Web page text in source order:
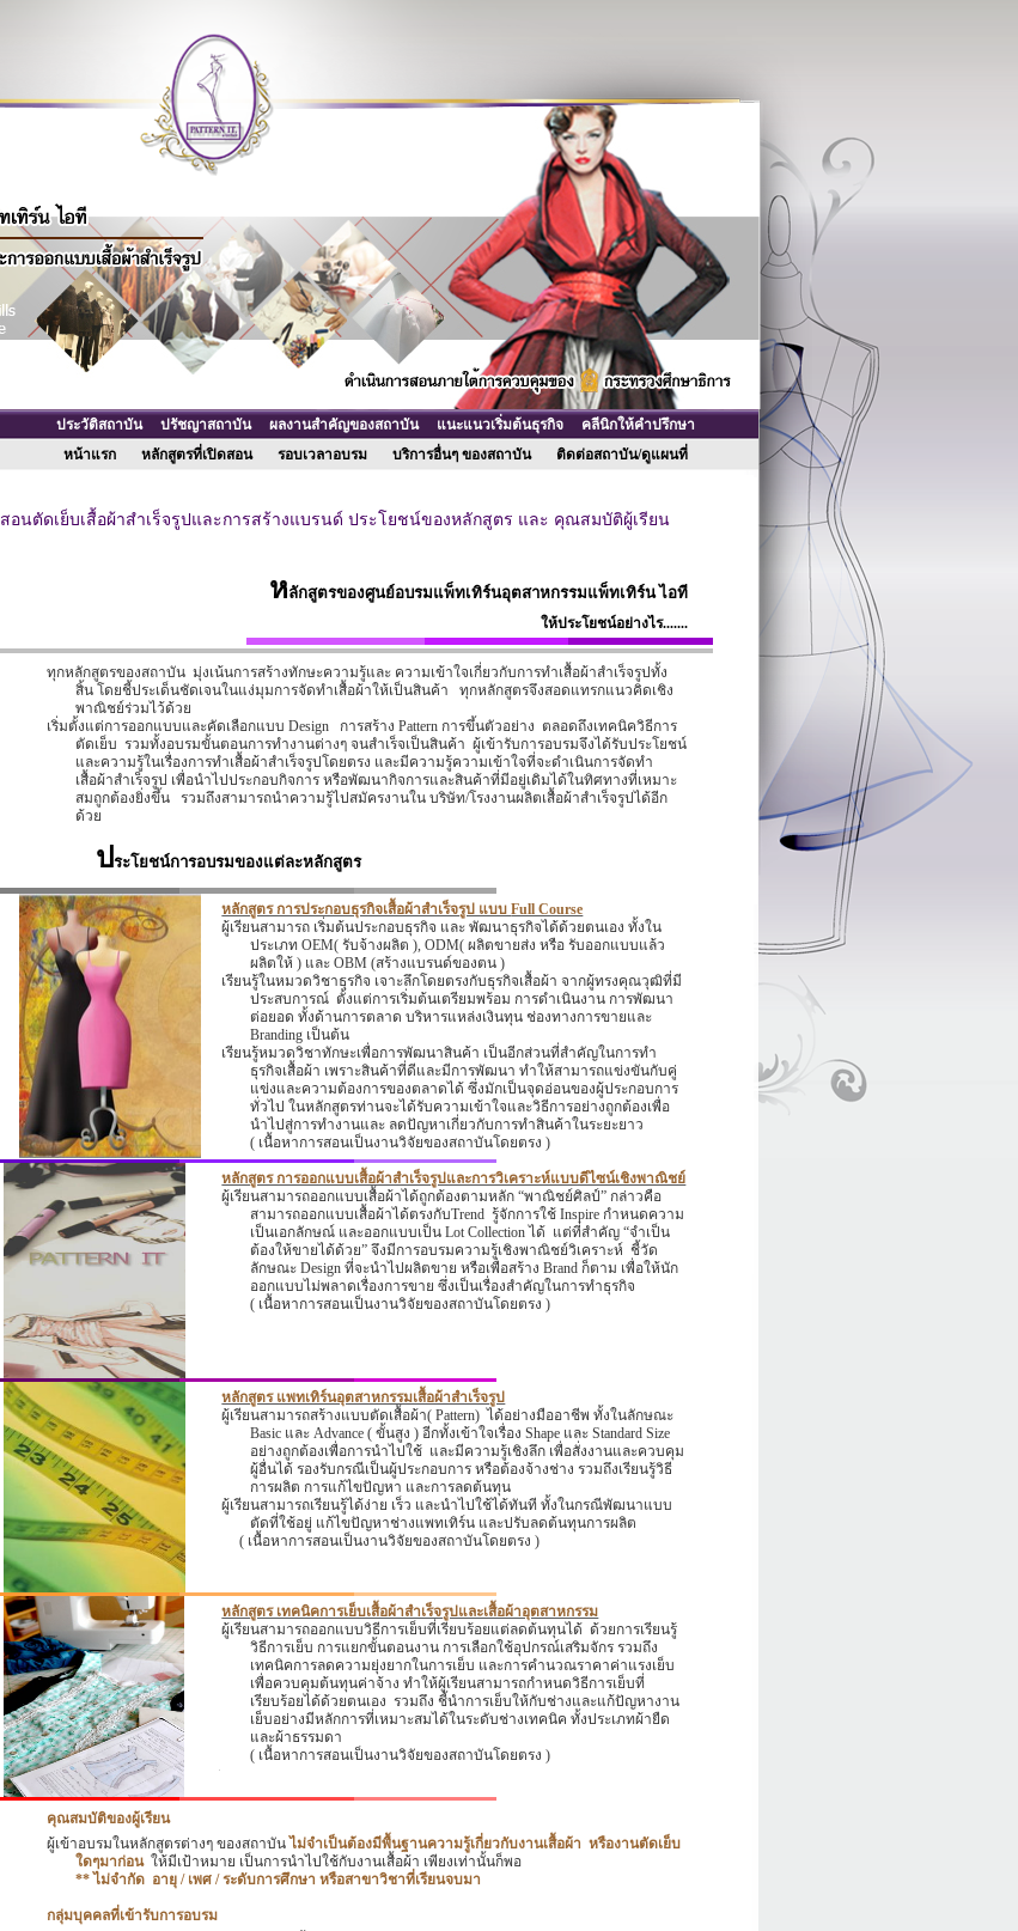
ประวัติสถาบัน ปรัชญาสถาบัน ผลงานสำคัญของสถาบัน แนะแนวเริ่มต้นธุรกิจ
คลีนิกให้คำปรึกษา
หน้าแรก
หลักสูตรที่เปิดสอน รอบเวลาอบรม บริการอื่นๆ ของสถาบัน ติดต่อสถาบัน/ดูแผนที่
สอนตัดเย็บเสื้อผ้าสำเร็จรูปและการสร้างแบรนด์ ประโยชน์ของหลักสูตร และ คุณสมบัติผู้เรียน
หลักสูตรของศูนย์อบรมแพ็ทเทิร์นอุตสาหกรรมแพ็ทเทิร์น ไอที
ให้ประโยชน์อย่างไร.......
ทุกหลักสูตรของสถาบัน มุ่งเน้นการสร้างทักษะความรู้และ ความเข้าใจเกี่ยวกับการทำเสื้อผ้าสำเร็จรูปทั้ง
สิ้น โดยชี้ประเด็นชัดเจนในแง่มุมการจัดทำเสื้อผ้าให้เป็นสินค้า
ทุกหลักสูตรจึงสอดแทรกแนวคิดเชิง
พาณิชย์ร่วมไว้ด้วย
เริ่มตั้งแต่การออกแบบและคัดเลือกแบบ Design การสร้าง Pattern การขึ้นตัวอย่าง ตลอดถึงเทคนิควิธีการ
ตัดเย็บ รวมทั้งอบรมขั้นตอนการทำงานต่างๆ จนสำเร็จเป็นสินค้า ผู้เข้ารับการอบรมจึงได้รับประโยชน์
และความรู้ในเรื่องการทำเสื้อผ้าสำเร็จรูปโดยตรง และมีความรู้ความเข้าใจที่จะดำเนินการจัดทำ
เสื้อผ้าสำเร็จรูป เพื่อนำไปประกอบกิจการ หรือพัฒนากิจการและสินค้าที่มีอยู่เดิมได้ในทิศทางที่เหมาะ
สมถูกต้องยิ่งขึ้น
รวมถึงสามารถนำความรู้ไปสมัครงานใน บริษัท/โรงงานผลิตเสื้อผ้าสำเร็จรูปได้อีก
ด้วย
ป ระโยชน์การอบรมของแต่ละหลักสูตร
หลักสูตร การประกอบธุรกิจเสื้อผ้าสำเร็จรูป แบบFull Course
ผู้เรียนสามารถ เริ่มต้นประกอบธุรกิจ และ พัฒนาธุรกิจได้ด้วยตนเอง ทั้งใน
ประเภทOEM( รับจ้างผลิต ), ODM( ผลิตขายส่ง หรือ รับออกแบบแล้ว
ผลิตให้ ) และ OBM(สร้างแบรนด์ของตน )
เรียนรู้ในหมวดวิชาธุรกิจ เจาะลึกโดยตรงกับธุรกิจเสื้อผ้า จากผู้ทรงคุณวุฒิที่มี
ประสบการณ์ ตั้งแต่การเริ่มต้นเตรียมพร้อม การดำเนินงาน การพัฒนา
ต่อยอด ทั้งด้านการตลาด บริหารแหล่งเงินทุน ช่องทางการขายและ
Branding เป็นต้น
เรียนรู้หมวดวิชาทักษะเพื่อการพัฒนาสินค้า เป็นอีกส่วนที่สำคัญในการทำ
ธุรกิจเสื้อผ้า เพราะสินค้าที่ดีและมีการพัฒนา ทำให้สามารถแข่งขันกับคู่
แข่งและความต้องการของตลาดได้ ซึ่งมักเป็นจุดอ่อนของผู้ประกอบการ
ทั่วไป ในหลักสูตรท่านจะได้รับความเข้าใจและวิธีการอย่างถูกต้องเพื่อ
นำไปสู่การทำงานและ ลดปัญหาเกี่ยวกับการทำสินค้าในระยะยาว
( เนื้อหาการสอนเป็นงานวิจัยของสถาบันโดยตรง )
หลักสูตร การออกแบบเสื้อผ้าสำเร็จรูปและการวิเคราะห์แบบดีไซน์เชิงพาณิชย์
ผู้เรียนสามารถออกแบบเสื้อผ้าได้ถูกต้องตามหลัก“พาณิชย์ศิลป์” กล่าวคือ
สามารถออกแบบเสื้อผ้าได้ตรงกับTrend รู้จักการใช้ Inspire กำหนดความ
เป็นเอกลักษณ์ และออกแบบเป็นLot Collectionได้ แต่ที่สำคัญ“จำเป็น
ต้องให้ขายได้ด้วย” จึงมีการอบรมความรู้เชิงพาณิชย์วิเคราะห์ ชี้วัด
ลักษณะDesignที่จะนำไปผลิตขาย หรือเพื่อสร้างBrand ก็ตาม เพื่อให้นัก
ออกแบบไม่พลาดเรื่องการขาย ซึ่งเป็นเรื่องสำคัญในการทำธุรกิจ
( เนื้อหาการสอนเป็นงานวิจัยของสถาบันโดยตรง )
หลักสูตร แพทเทิร์นอุตสาหกรรมเสื้อผ้าสำเร็จรูป
ผู้เรียนสามารถสร้างแบบตัดเสื้อผ้า(Pattern) ได้อย่างมืออาชีพ ทั้งในลักษณะ
Basic และAdvance( ขั้นสูง ) อีกทั้งเข้าใจเรื่องShape และStandard Size
อย่างถูกต้องเพื่อการนำไปใช้ และมีความรู้เชิงลึก เพื่อสั่งงานและควบคุม
ผู้อื่นได้ รองรับกรณีเป็นผู้ประกอบการ หรือต้องจ้างช่าง รวมถึงเรียนรู้วิธี
การผลิต การแก้ไขปัญหา และการลดต้นทุน
ผู้เรียนสามารถเรียนรู้ได้ง่าย เร็ว และนำไปใช้ได้ทันที ทั้งในกรณีพัฒนาแบบ
ตัดที่ใช้อยู่ แก้ไขปัญหาช่างแพทเทิร์น และปรับลดต้นทุนการผลิต
( เนื้อหาการสอนเป็นงานวิจัยของสถาบันโดยตรง )
หลักสูตร เทคนิคการเย็บเสื้อผ้าสำเร็จรูปและเสื้อผ้าอุตสาหกรรม
ผู้เรียนสามารถออกแบบวิธีการเย็บที่เรียบร้อยแต่ลดต้นทุนได้ ด้วยการเรียนรู้
วิธีการเย็บ การแยกขั้นตอนงาน การเลือกใช้อุปกรณ์เสริมจักร รวมถึง
เทคนิคการลดความยุ่งยากในการเย็บ และการคำนวณราคาค่าแรงเย็บ
เพื่อควบคุมต้นทุนค่าจ้าง ทำให้ผู้เรียนสามารถกำหนดวิธีการเย็บที่
เรียบร้อยได้ด้วยตนเอง รวมถึง ชี้นำการเย็บให้กับช่างและแก้ปัญหางาน
เย็บอย่างมีหลักการที่เหมาะสมได้ในระดับช่างเทคนิค ทั้งประเภทผ้ายืด
และผ้าธรรมดา
( เนื้อหาการสอนเป็นงานวิจัยของสถาบันโดยตรง )
คุณสมบัติของผู้เรียน
ผู้เข้าอบรมในหลักสูตรต่างๆ ของสถาบัน ไม่จำเป็นต้องมีพื้นฐานความรู้เกี่ยวกับงานเสื้อผ้า หรืองานตัดเย็บ
ใดๆมาก่อน ให้มีเป้าหมาย เป็นการนำไปใช้กับงานเสื้อผ้า เพียงเท่านั้นก็พอ
** ไม่จำกัด อายุ / เพศ / ระดับการศึกษา หรือสาขาวิชาที่เรียนจบมา
กลุ่มบุคคลที่เข้ารับการอบรม